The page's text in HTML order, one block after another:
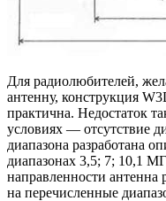
Для радиолюбителей,
антенну, конструкция
практична. Недостаток
условиях — отсутствие
диапазона разработана
диапазонах 3,5; 7; 10,1
направленности
на перечисленные